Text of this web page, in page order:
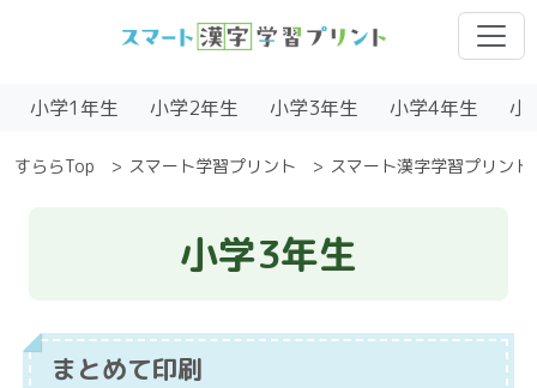
小学1年生 小学2年生 小学3年生 小学4年生 小
すららTop スマート学習プリント スマート漢字学習プリント
小学3年生
まとめて印刷